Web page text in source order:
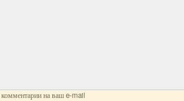
на ваш e-mail